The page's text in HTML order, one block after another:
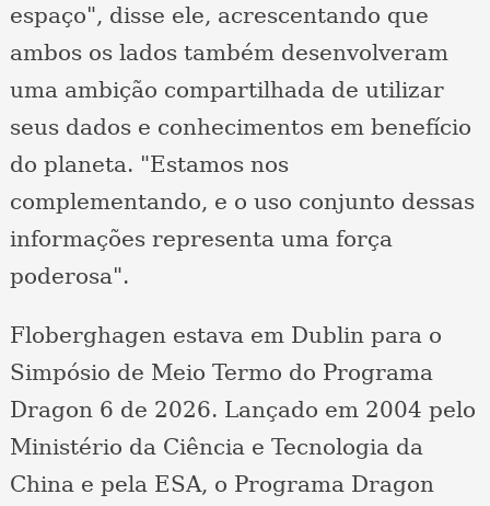
espaço", disse ele, acrescentando que
ambos os lados também desenvolveram
uma ambição compartilhada de utilizar
seus dados e conhecimentos em benefício
do planeta. "Estamos nos
complementando, e o uso conjunto dessas
informações representa uma força
poderosa".
Floberghagen estava em Dublin para o
Simpósio de Meio Termo do Programa
Dragon 6 de 2026. Lançado em 2004 pelo
Ministério da Ciência e Tecnologia da
China e pela ESA, o Programa Dragon